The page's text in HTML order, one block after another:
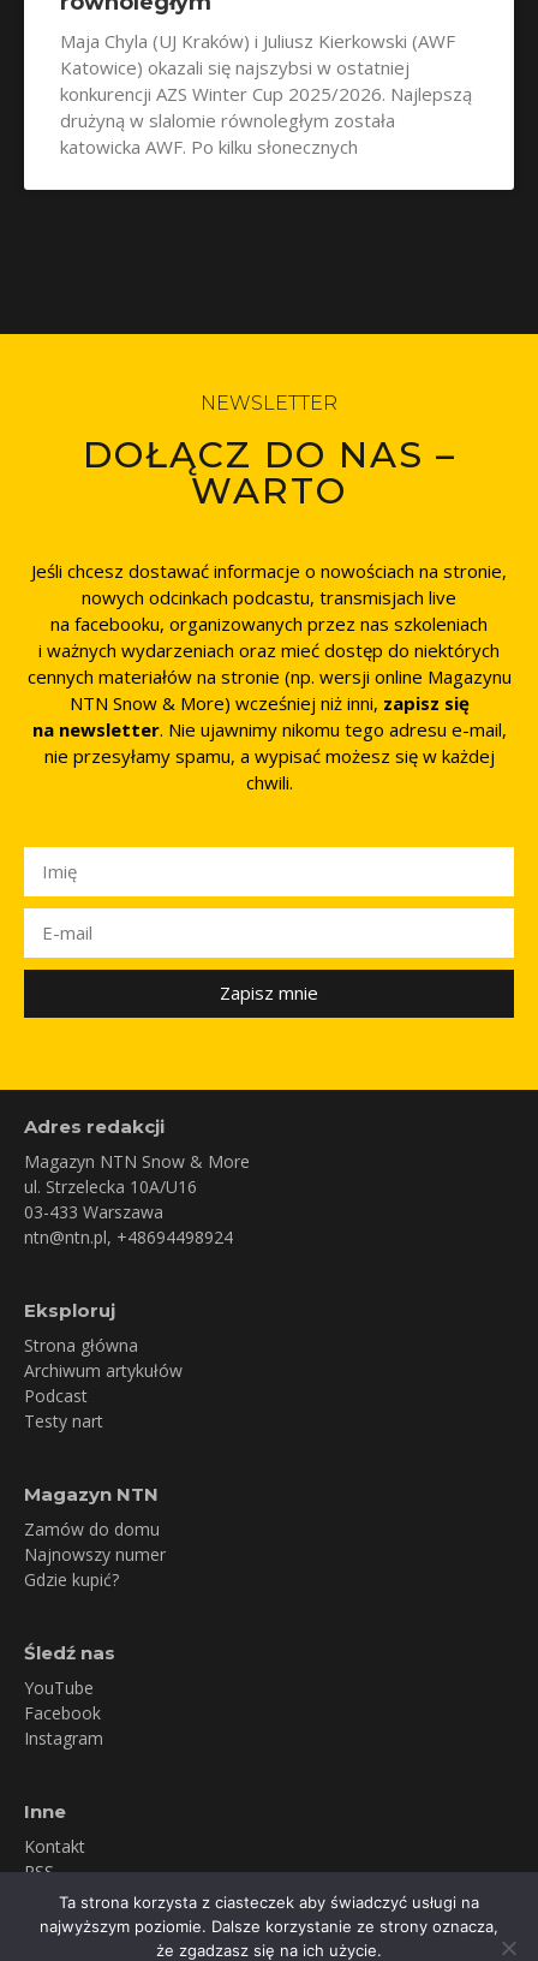
Maja Chyla (UJ Kraków) i Juliusz Kierkowski (AWF
Katowice) okazali się najszybsi w ostatniej
konkurencji AZS Winter Cup 2025/2026. Najlepszą
drużyną w slalomie równoległym została
katowicka AWF. Po kilku słonecznych
NEWSLETTER
DOŁĄCZ DO NAS –
WARTO
Jeśli chcesz dostawać informacje o nowościach na stronie,
nowych odcinkach podcastu, transmisjach live
na facebooku, organizowanych przez nas szkoleniach
i ważnych wydarzeniach oraz mieć dostęp do niektórych
cennych materiałów na stronie (np. wersji online Magazynu
NTN Snow & More) wcześniej niż inni, zapisz się
na newsletter. Nie ujawnimy nikomu tego adresu e-mail,
nie przesyłamy spamu, a wypisać możesz się w każdej
chwili.
Zapisz mnie
Adres redakcji
Magazyn NTN Snow & More
ul. Strzelecka 10A/U16
03-433 Warszawa
ntn@ntn.pl, +48694498924
Eksploruj
Strona główna
Archiwum artykułów
Podcast
Testy nart
Magazyn NTN
Zamów do domu
Najnowszy numer
Gdzie kupić?
Śledź nas
YouTube
Facebook
Instagram
Inne
Kontakt
RSS
Newsletter
Polityka prywatności
Ta strona korzysta z ciasteczek aby świadczyć usługi na
najwyższym poziomie. Dalsze korzystanie ze strony oznacza,
że zgadzasz się na ich użycie.